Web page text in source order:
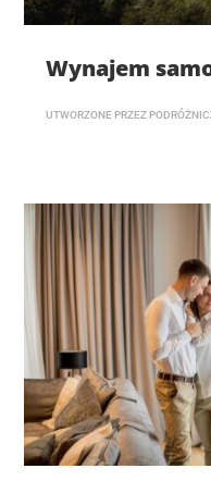
Wynajem
UTWORZONE PRZEZ